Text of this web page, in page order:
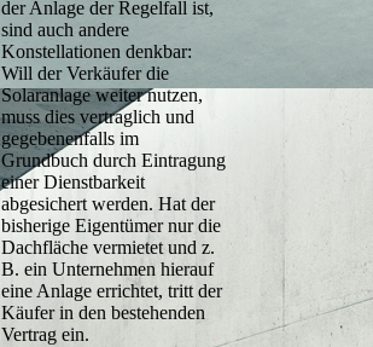
der Anlage der Regelfall ist,
sind auch andere
Konstellationen denkbar:
Will der Verkäufer die
Solaranlage weiter nutzen,
muss dies vertraglich und
gegebenenfalls im
Grundbuch durch Eintragung
einer Dienstbarkeit
abgesichert werden. Hat der
bisherige Eigentümer nur die
Dachfläche vermietet und z.
B. ein Unternehmen hierauf
eine Anlage errichtet, tritt der
Käufer in den bestehenden
Vertrag ein.